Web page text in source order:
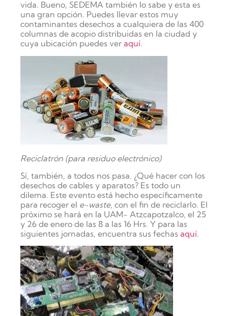
vida. Bueno, SEDEMA también lo sabe y esta es
una gran opción. Puedes llevar estos muy
contaminantes desechos a cualquiera de las 400
columnas de acopio distribuidas en la ciudad y
cuya ubicación puedes ver aquí.
Reciclatrón (para residuo electrónico)
Sí, también, a todos nos pasa. ¿Qué hacer con los
desechos de cables y aparatos? Es todo un
dilema. Este evento está hecho específicamente
para recoger el e-waste, con el fin de reciclarlo. El
próximo se hará en la UAM- Atzcapotzalco, el 25
y 26 de enero de las 8 a las 16 Hrs. Y para las
siguientes jornadas, encuentra sus fechas aquí.